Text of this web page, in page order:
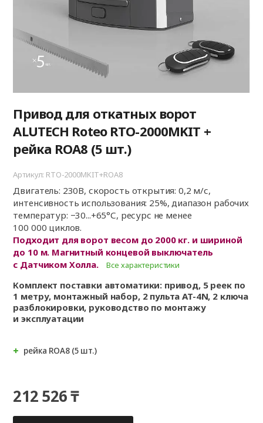
Привод для откатных ворот
ALUTECH Roteo RTO-2000MKIT +
рейка ROA8 (5 шт.)
Артикул: RTO-2000MKIT+ROA8
Двигатель: 230В, скорость открытия: 0,2 м/с,
интенсивность использования: 25%, диапазон рабочих
температур: −30...+65°С, ресурс не менее
100 000 циклов.
Подходит для ворот весом до 2000 кг. и шириной
до 10 м. Магнитный концевой выключатель
с Датчиком Холла.
Все характеристики
Комплект поставки автоматики: привод, 5 реек по
1 метру, монтажный набор, 2 пульта AT-4N, 2 ключа
разблокировки, руководство по монтажу
и эксплуатации
рейка ROA8 (5 шт.)
212 526 ₸